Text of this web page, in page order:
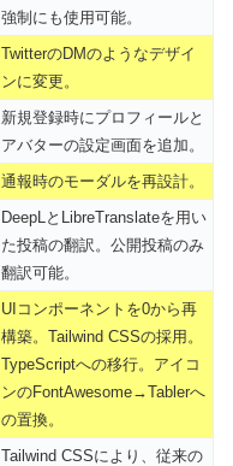
強制にも使用可能。
TwitterのDMのようなデザイ
ンに変更。
新規登録時にプロフィールと
アバターの設定画面を追加。
通報時のモーダルを再設計。
DeepLとLibreTranslateを用い
た投稿の翻訳。公開投稿のみ
翻訳可能。
UIコンポーネントを0から再
構築。Tailwind CSSの採用。
TypeScriptへの移行。アイコ
ンのFontAwesome→Tablerへ
の置換。
Tailwind CSSにより、従来の